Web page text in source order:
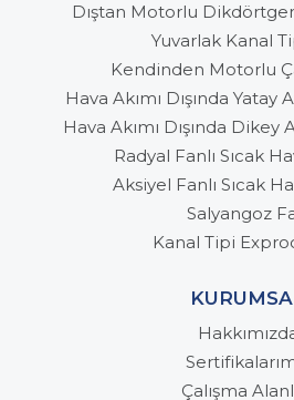
Dıştan Motorlu
Yuvarlak Kanal
Kendinden Motorlu
Hava Akımı Dışında Yatay
Hava Akımı Dışında Dikey
Radyal Fanlı Sıcak
Aksiyel Fanlı Sıcak
Salyangoz
Kanal Tipi
Çalışma